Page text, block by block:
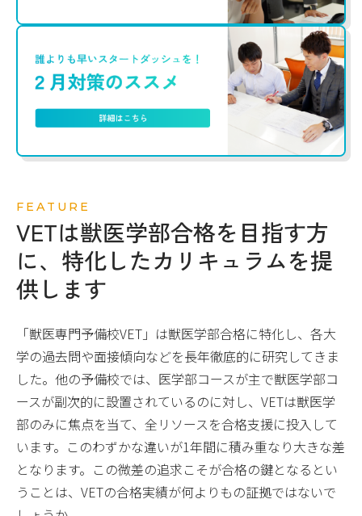
FEATURE
VETは獣医学部合格を目指す方
に、 特化したカリキュラムを提
供します
「獣医専門予備校VET」は獣医学部合格に特化し、各大
学の過去問や面接傾向などを長年徹底的に研究してきま
した。他の予備校では、医学部コースが主で獣医学部コ
ースが副次的に設置されているのに対し、VETは獣医学
部のみに焦点を当て、全リソースを合格支援に投入して
います。このわずかな違いが1年間に積み重なり大きな差
となります。この微差の追求こそが合格の鍵となるとい
うことは、VETの合格実績が何よりもの証拠ではないで